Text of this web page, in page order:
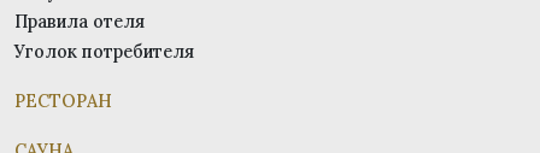
Правила отеля
Уголок потребителя
РЕСТОРАН